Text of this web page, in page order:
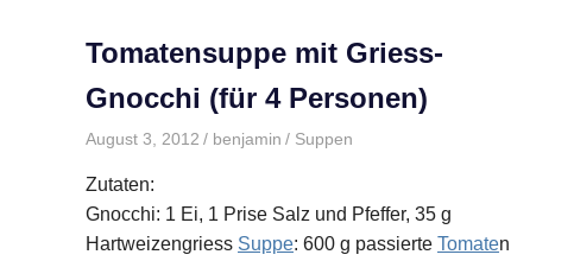
Tomatensuppe mit Griess-
Gnocchi (für 4 Personen)
August 3, 2012 benjamin Suppen
Zutaten:
Gnocchi: 1 Ei, 1 Prise Salz und Pfeffer, 35 g
Hartweizengriess Suppe: 600 g passierte Tomaten